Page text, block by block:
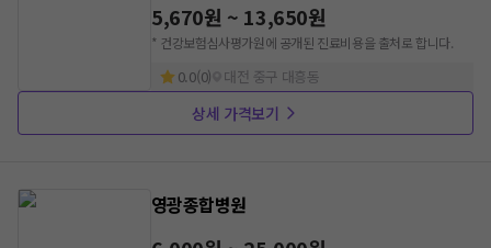
5,670원 ~ 13,650원
* 건강보험심사평가원에 공개된 진료비용을 출처로 합니다.
0.0(0) 대전 중구 대흥동
상세 가격보기
영광종합병원